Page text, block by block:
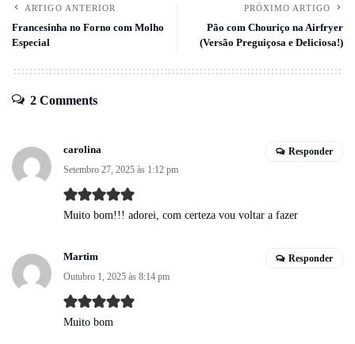
ARTIGO ANTERIOR
Francesinha no Forno com Molho
Especial
PRÓXIMO ARTIGO
Pão com Chouriço na Airfryer
(Versão Preguiçosa e Deliciosa!)
2 Comments
carolina
Setembro 27, 2025 às 1:12 pm
Muito bom!!! adorei, com certeza vou voltar a fazer
Responder
Martim
Outubro 1, 2025 às 8:14 pm
Muito bom
Responder